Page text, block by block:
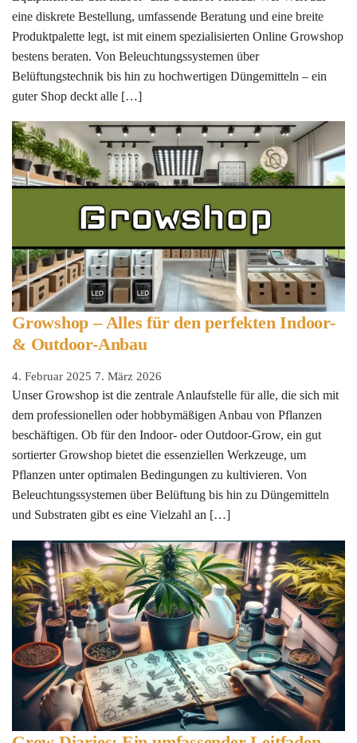
eine diskrete Bestellung, umfassende Beratung und eine breite
Produktpalette legt, ist mit einem spezialisierten Online Growshop
bestens beraten. Von Beleuchtungssystemen über
Belüftungstechnik bis hin zu hochwertigen Düngemitteln – ein
guter Shop deckt alle […]
Growshop – Alles für den perfekten Indoor-
& Outdoor-Anbau
4. Februar 2025 7. März 2026
Unser Growshop ist die zentrale Anlaufstelle für alle, die sich mit
dem professionellen oder hobbymäßigen Anbau von Pflanzen
beschäftigen. Ob für den Indoor- oder Outdoor-Grow, ein gut
sortierter Growshop bietet die essenziellen Werkzeuge, um
Pflanzen unter optimalen Bedingungen zu kultivieren. Von
Beleuchtungssystemen über Belüftung bis hin zu Düngemitteln
und Substraten gibt es eine Vielzahl an […]